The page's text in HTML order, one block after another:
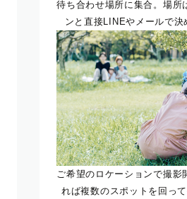
待ち合わせ場所に集合。場所
ンと直接LINEやメールで決
ご希望のロケーションで撮影
れば複数のスポットを回って